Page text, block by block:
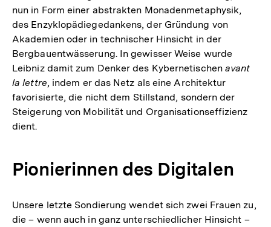
nun in Form einer abstrakten Monadenmetaphysik,
des Enzyklopädiegedankens, der Gründung von
Akademien oder in technischer Hinsicht in der
Bergbauentwässerung. In gewisser Weise wurde
Leibniz damit zum Denker des Kybernetischen avant
la lettre, indem er das Netz als eine Architektur
favorisierte, die nicht dem Stillstand, sondern der
Steigerung von Mobilität und Organisationseffizienz
dient.
Pionierinnen des Digitalen
Unsere letzte Sondierung wendet sich zwei Frauen zu,
die – wenn auch in ganz unterschiedlicher Hinsicht –